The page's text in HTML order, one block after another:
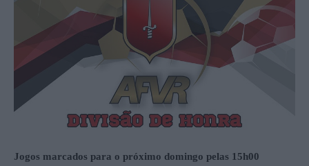
Jogos marcados para o próximo domingo pelas 15h00